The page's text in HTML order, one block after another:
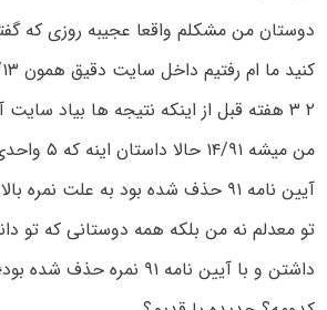
۲ ۳ هفته قبل از اینکه نتیجه ها بیاد
من میشه ۱۴/۹۱
تو معدلم نه من بلکه همه دوستانی که تو